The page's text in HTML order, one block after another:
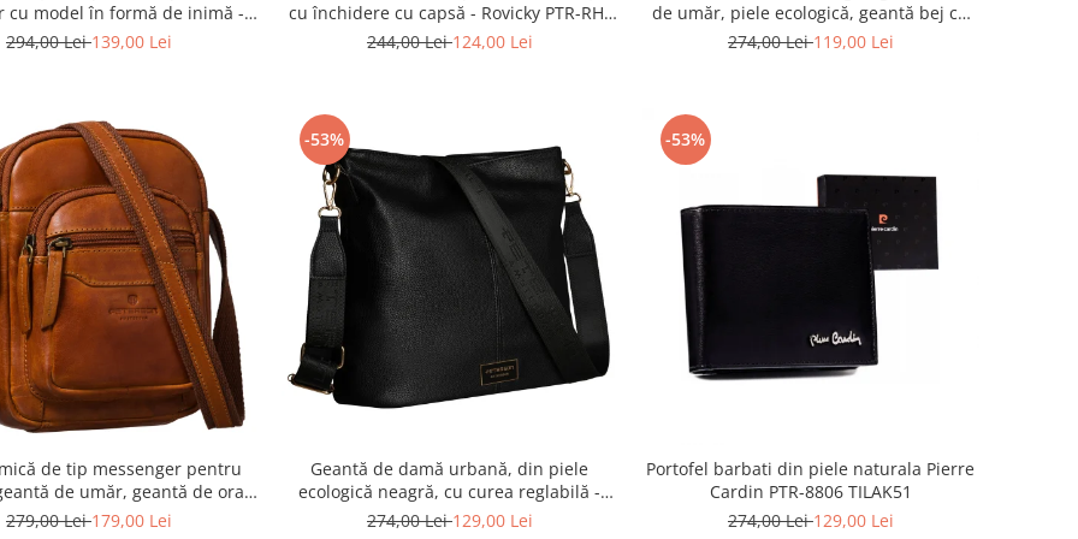
cu model în formă de inimă -
PTR-PTN BIEDRONKA G54
294,00 Lei139,00 Lei
cu închidere cu capsă - Rovicky PTR-RH-
22-1-RS RED
244,00 Lei124,00 Lei
de umăr, piele ecologică, geantă bej cu
fermoar la modă - Peterson PTR-PTN
274,00 Lei119,00 Lei
de tip messenger pentru
de umăr, geantă de oraș
din piele naturală - Peterson
279,00 Lei179,00 Lei
-53%
Geantă de damă urbană, din piele
ecologică neagră, cu curea reglabilă -
Peterson PTR-PTN JK6-06-6642
274,00 Lei129,00 Lei
-53%
Portofel barbati din piele naturala Pierre
Cardin PTR-8806 TILAK51
274,00 Lei129,00 Lei